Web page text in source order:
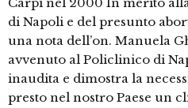
Carpi nel 2000 In merito
di Napoli e del presunto
una nota dell’on. Manuela
avvenuto al Policlinico di
inaudita e dimostra la
presto nel nostro Paese un